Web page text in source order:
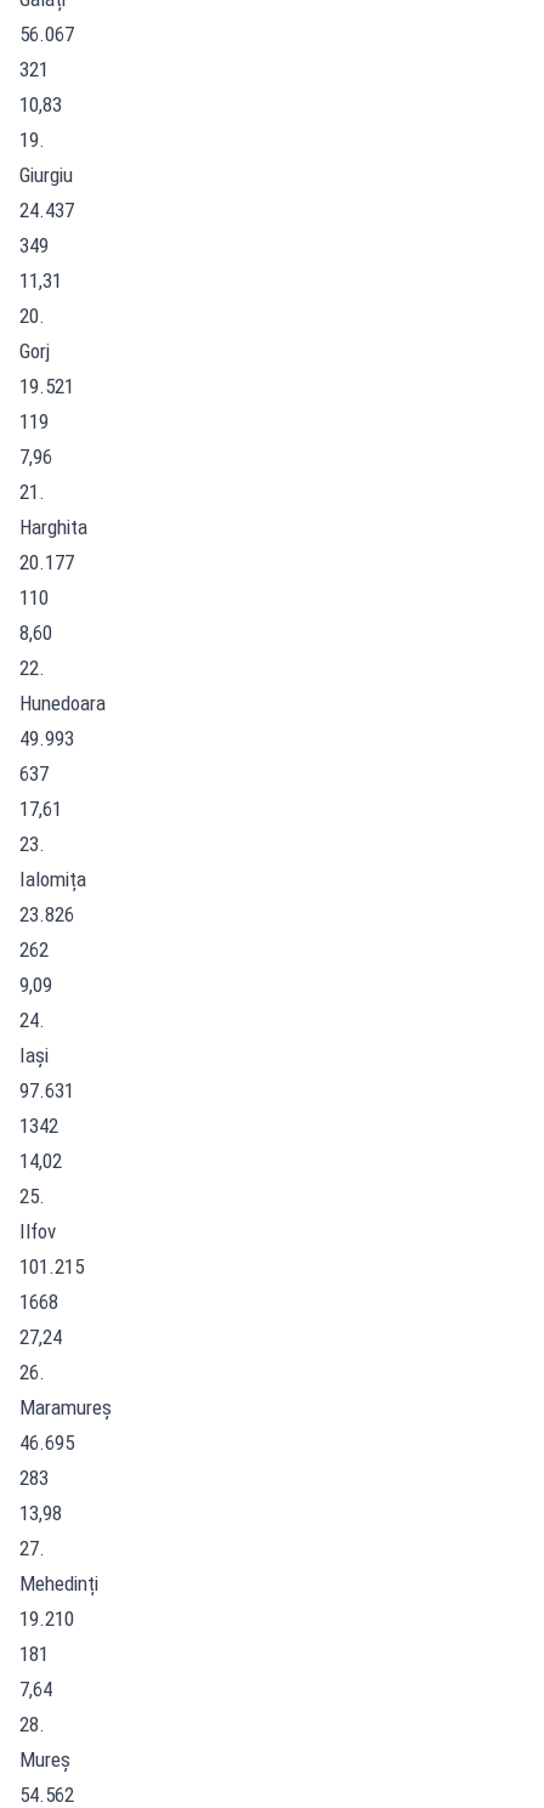
56.067
321
10,83
19.
Giurgiu
24.437
349
11,31
20.
Gorj
19.521
119
7,96
21.
Harghita
20.177
110
8,60
22.
Hunedoara
49.993
637
17,61
23.
Ialomița
23.826
262
9,09
24.
Iași
97.631
1342
14,02
25.
Ilfov
101.215
1668
27,24
26.
Maramureș
46.695
283
13,98
27.
Mehedinți
19.210
181
7,64
28.
Mureș
54.562